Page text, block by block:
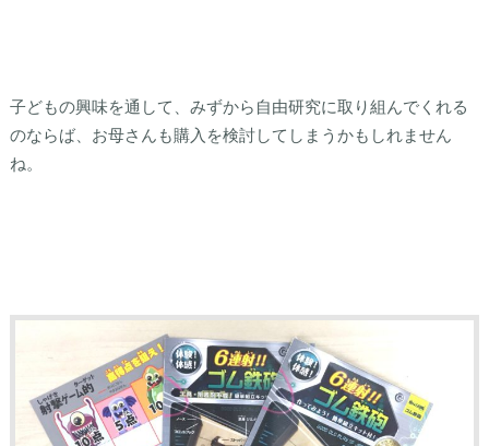
子どもの興味を通して、みずから自由研究に取り組んでくれる
のならば、お母さんも購入を検討してしまうかもしれません
ね。